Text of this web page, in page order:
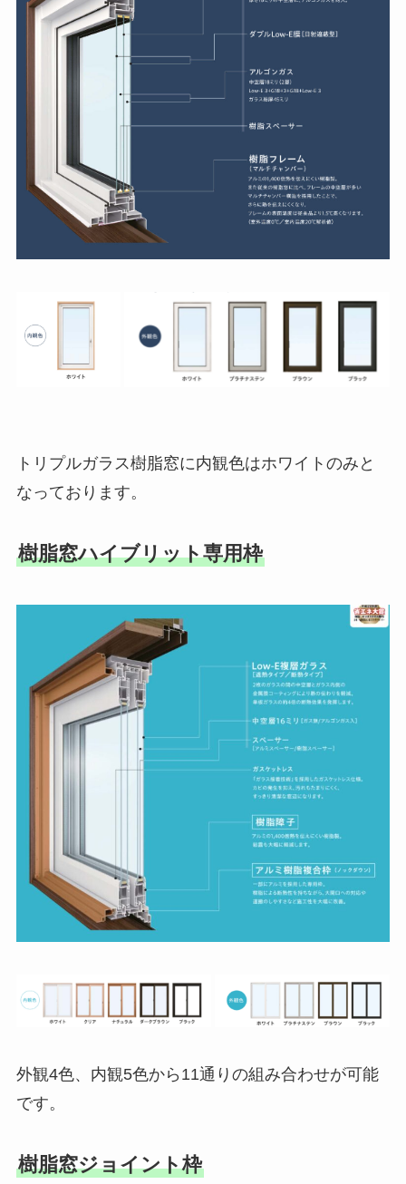
トリプルガラス樹脂窓に内観色はホワイトのみと
なっております。
樹脂窓ハイブリット専用枠
外観4色、内観5色から11通りの組み合わせが可能
です。
樹脂窓ジョイント枠